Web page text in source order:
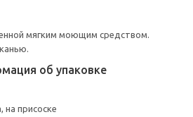
мягким моющим средством.
об упаковке
на присоске